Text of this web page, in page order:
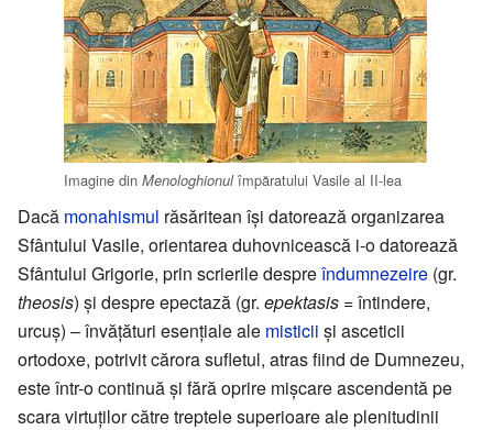
Imagine din Menologhionulîmpăratului Vasile al II-lea
Dacă monahismul răsăritean își datorează organizarea
Sfântului Vasile, orientarea duhovnicească i-o datorează
Sfântului Grigorie, prin scrierile despreîndumnezeire (gr.
theosis) și despre epectază (gr. epektasis = întindere,
urcuș) – învățături esențiale ale misticii și asceticii
ortodoxe, potrivit cărora sufletul, atras fiind de Dumnezeu,
este într-o continuă și fără oprire mișcare ascendentă pe
scara virtuților către treptele superioare ale plenitudinii